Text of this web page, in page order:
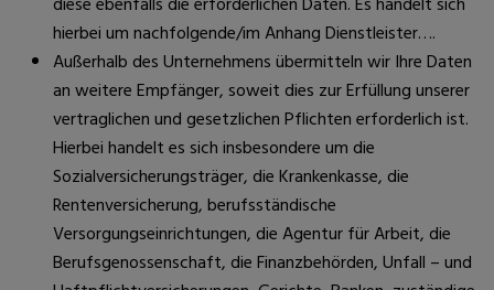
hierbei um nachfolgende/im Anhang Dienstleister….
Außerhalb des Unternehmens übermitteln wir Ihre Daten
an weitere Empfänger, soweit dies zur Erfüllung unserer
vertraglichen und gesetzlichen Pflichten erforderlich ist.
Hierbei handelt es sich insbesondere um die
Sozialversicherungsträger, die Krankenkasse, die
Rentenversicherung, berufsständische
Versorgungseinrichtungen, die Agentur für Arbeit, die
Berufsgenossenschaft, die Finanzbehörden, Unfall – und